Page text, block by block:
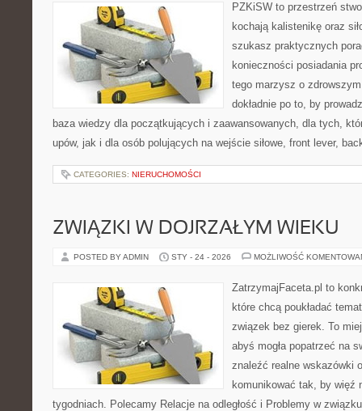
PZKiSW to przestrzeń
kochają kalistenikę oraz
szukasz praktycznych
konieczności posiadania
tego marzysz o
dokładnie po to, by
baza wiedzy dla początkujących i zaawansowanych, dla tych,
upów, jak i dla osób polujących na wejście siłowe, front lever,
CATEGORIES: NIERUCHOMOŚCI
ZWIĄZKI W DOJRZAŁYM WIEKU
POSTED BY ADMIN STY - 24 - 2026 MOŻLIWOŚĆ
ZatrzymajFaceta.pl to
które chcą poukładać
związek bez gierek. To
abyś mogła popatrzeć na
znaleźć realne wskazówki
komunikować tak, by więź
tygodniach. Polecamy Relacje na odległość i Problemy w